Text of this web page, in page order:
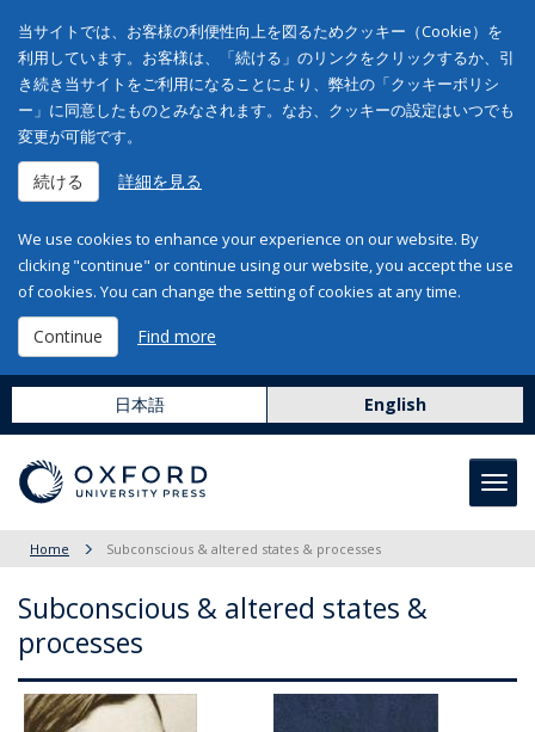
当サイトでは、お客様の利便性向上を図るためクッキー（Cookie）を
利用しています。お客様は、「続ける」のリンクをクリックするか、引
き続き当サイトをご利用になることにより、弊社の「クッキーポリシ
ー」に同意したものとみなされます。なお、クッキーの設定はいつでも
変更が可能です。
続ける 詳細を見る
We use cookies to enhance your experience on our website. By
clicking "continue" or continue using our website, you accept the use
of cookies. You can change the setting of cookies at any time.
Continue Find more
日本語 English
Home Subconscious & altered states & processes
Subconscious & altered states &
processes